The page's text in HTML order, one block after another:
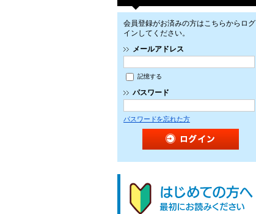
会員登録がお済みの方はこちらからログ
インしてください。
メールアドレス
記憶する
パスワード
パスワードを忘れた方